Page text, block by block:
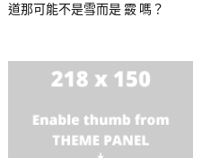
道那可能不是雪而是 霰 嗎？